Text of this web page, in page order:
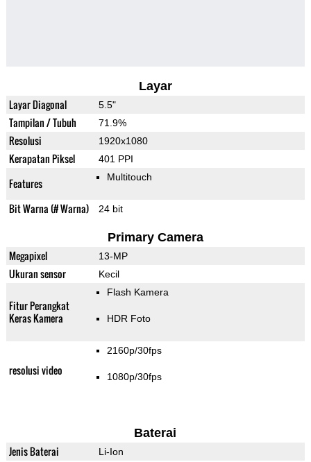
Layar
Layar Diagonal 5.5"
Tampilan / Tubuh 71.9%
Resolusi 1920x1080
Kerapatan Piksel 401 PPI
Features Multitouch
Bit Warna (# Warna) 24 bit
Primary Camera
Megapixel 13-MP
Ukuran sensor Kecil
Fitur Perangkat
Keras Kamera
Flash Kamera
HDR Foto
resolusi video
2160p/30fps
1080p/30fps
Baterai
Jenis Baterai Li-Ion